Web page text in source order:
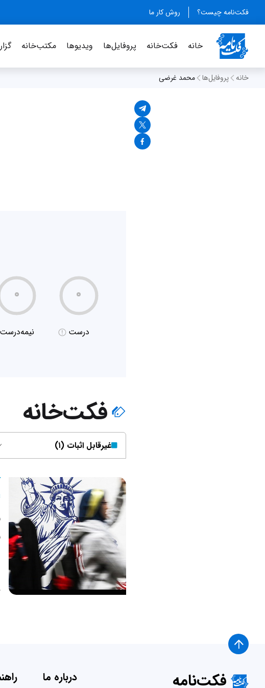
فکت‌نامه چیست؟ روش کار ما
خانه فکت‌خانه پروفایل‌ها ویدیو‌ها مکتب‌خانه
خانه پروفایل‌ها محمد غرضی
۰
درست
۰
نیمه‌درست
فکت‌خانه
غیر‌قابل اثبات (۱)
فکت‌نامه درباره ما